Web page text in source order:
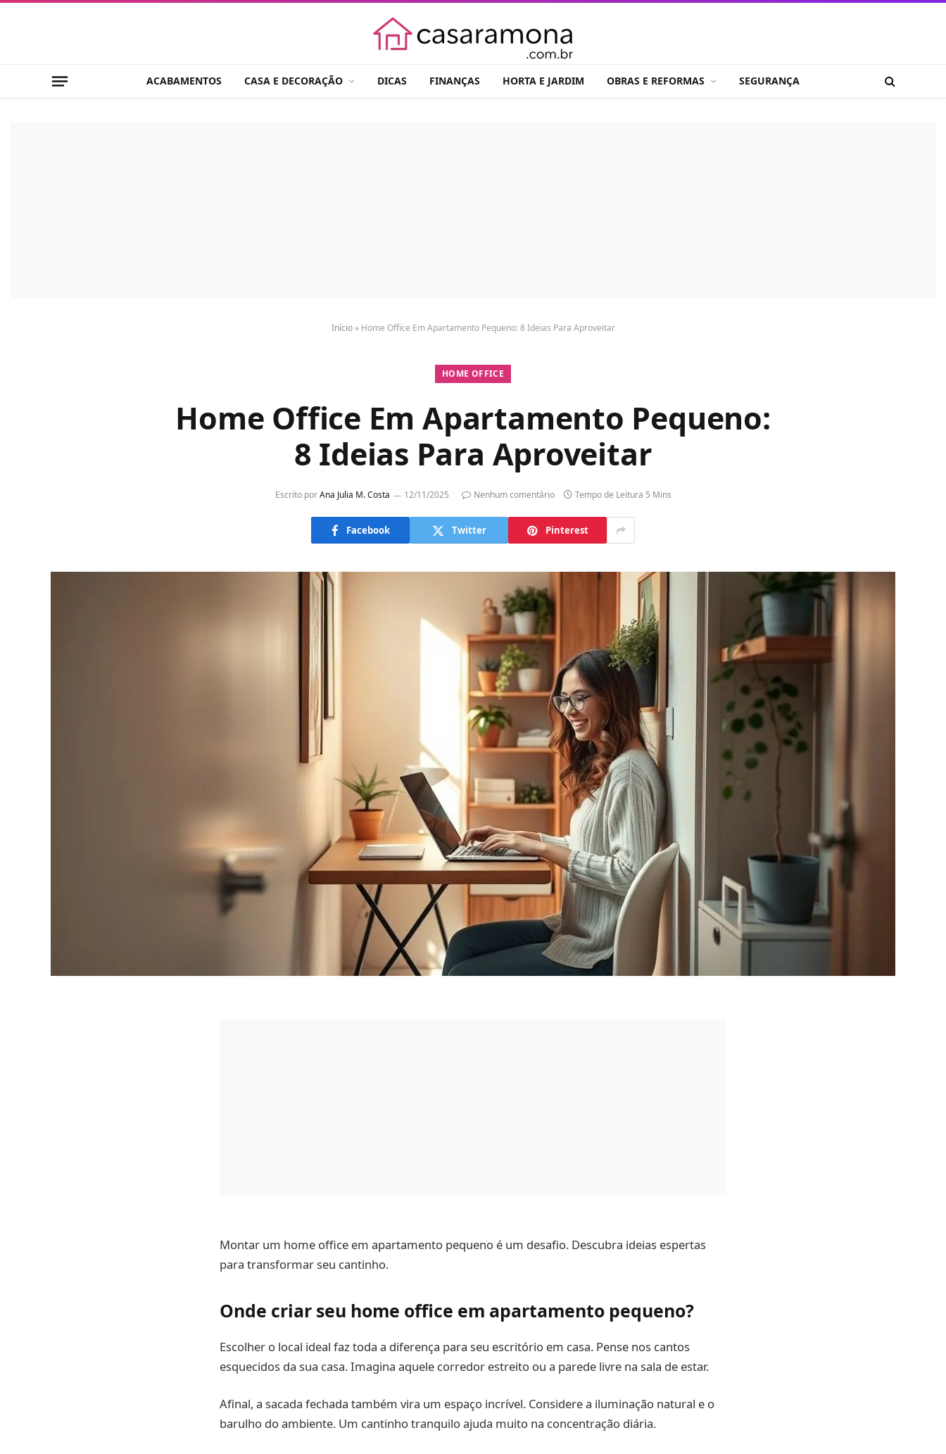
ACABAMENTOS CASA E DECORAÇÃO DICAS FINANÇAS HORTA E JARDIM OBRAS E REFORMAS SEGURANÇA
Início» Home Office Em Apartamento Pequeno: 8 Ideias Para Aproveitar
HOME OFFICE
Home Office Em Apartamento Pequeno:
8 Ideias Para Aproveitar
Escrito por Ana Julia M. Costa 12/11/2025 Nenhum comentário Tempo de Leitura 5 Mins
Facebook Twitter Pinterest
Montar um home office em apartamento pequeno é um desafio. Descubra ideias espertas
para transformar seu cantinho.
Onde criar seu home office em apartamento pequeno?
Escolher o local ideal faz toda a diferença para seu escritório em casa. Pense nos cantos
esquecidos da sua casa. Imagina aquele corredor estreito ou a parede livre na sala de estar.
Afinal, a sacada fechada também vira um espaço incrível. Considere a iluminação natural e o
barulho do ambiente. Um cantinho tranquilo ajuda muito na concentração diária.